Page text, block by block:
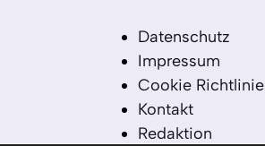
Datenschutz
Impressum
Cookie Richtlinie
Kontakt
Redaktion